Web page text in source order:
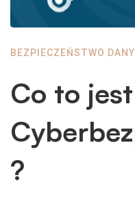
BEZPIECZEŃSTWO
Co to jest
?